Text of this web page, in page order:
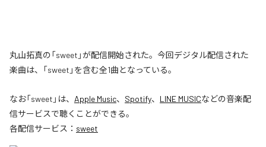
丸山拓真の「sweet」が配信開始された。今回デジタル配信された
楽曲は、「sweet」を含む全1曲となっている。
なお「sweet 」は、 Apple Music、 Spotify、 LINE MUSICなどの音楽配
信サービスで聴くことができる。
各配信サービス： sweet